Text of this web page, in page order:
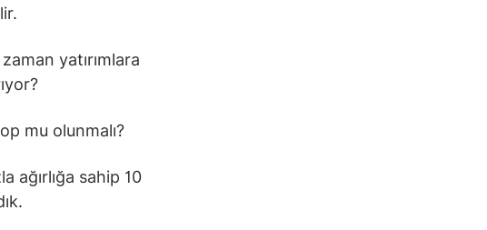
yatırımlara
mu olunmalı?
ağırlığa sahip 10